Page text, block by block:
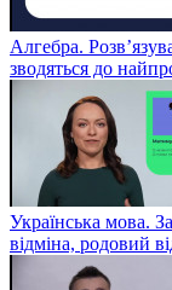
Алгебра.
зводяться до
Українська мова.
відміна, родовий